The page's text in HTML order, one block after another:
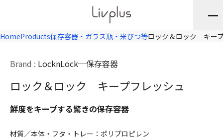
HomeProducts保存容器・ガラス瓶・米びつ等ロック＆ロック キー
Brand : LocknLock 保存容器
ロック＆ロック キープフレッシュ
鮮度をキープする驚きの保存容器
材質／本体・フタ・トレー：ポリプロピレン